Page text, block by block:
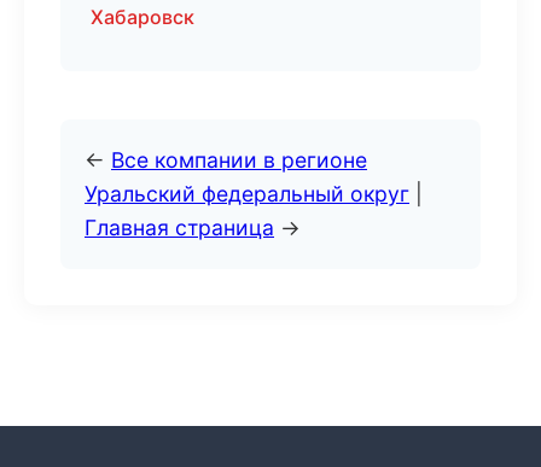
Хабаровск
← Все компании в регионе
Уральский федеральный округ
Главная страница →